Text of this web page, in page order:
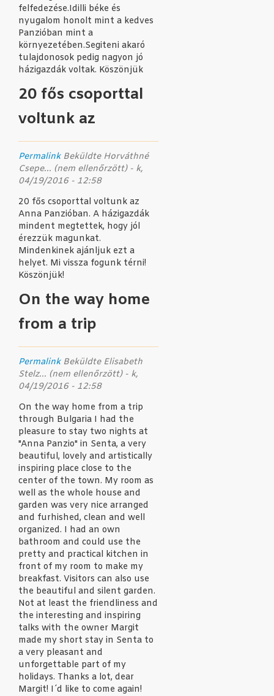
felfedezése.Idilli béke és
nyugalom honolt mint a kedves
Panzióban mint a
környezetében.Segiteni akaró
tulajdonosok pedig nagyon jó
házigazdák voltak. Köszönjük
20 fős csoporttal
voltunk az
Permalink Beküldte Horváthné
Csepe... (nem ellenőrzött)- k,
04/19/2016 - 12:58
20 fős csoporttal voltunk az
Anna Panzióban. A házigazdák
mindent megtettek, hogy jól
érezzük magunkat.
Mindenkinek ajánljuk ezt a
helyet. Mi vissza fogunk térni!
Köszönjük!
On the way home
from a trip
Permalink Beküldte Elisabeth
Stelz... (nem ellenőrzött)- k,
04/19/2016 - 12:58
On the way home from a trip
through Bulgaria I had the
pleasure to stay two nights at
"Anna Panzio" in Senta, a very
beautiful, lovely and artistically
inspiring place close to the
center of the town. My room as
well as the whole house and
garden was very nice arranged
and furhished, clean and well
organized. I had an own
bathroom and could use the
pretty and practical kitchen in
front of my room to make my
breakfast. Visitors can also use
the beautiful and silent garden.
Not at least the friendliness and
the interesting and inspiring
talks with the owner Margit
made my short stay in Senta to
a very pleasant and
unforgettable part of my
holidays. Thanks a lot, dear
Margit! I´d like to come again!